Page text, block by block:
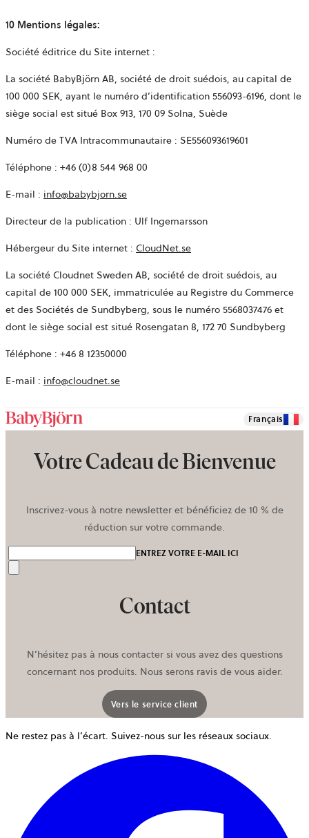
10 Mentions légales:
Société éditrice du Site internet :
La société BabyBjörn AB, société de droit suédois, au capital de
100 000 SEK, ayant le numéro d’identification 556093-6196, dont le
siège social est situé Box 913, 170 09 Solna, Suède
Numéro de TVA Intracommunautaire : SE556093619601
Téléphone : +46 (0)8 544 968 00
E-mail : info@babybjorn.se
Directeur de la publication : Ulf Ingemarsson
Hébergeur du Site internet : CloudNet.se
La société Cloudnet Sweden AB, société de droit suédois, au
capital de 100 000 SEK, immatriculée au Registre du Commerce
et des Sociétés de Sundbyberg, sous le numéro 5568037476 et
dont le siège social est situé Rosengatan 8, 172 70 Sundbyberg
Téléphone : +46 8 12350000
E-mail : info@cloudnet.se
Français
Votre Cadeau de Bienvenue
Inscrivez-vous à notre newsletter et bénéficiez de 10 % de
réduction sur votre commande.
ENTREZ VOTRE E-MAIL ICI
Contact
N’hésitez pas à nous contacter si vous avez des questions
concernant nos produits. Nous serons ravis de vous aider.
Vers le service client
Ne restez pas à l’écart. Suivez-nous sur les réseaux sociaux.